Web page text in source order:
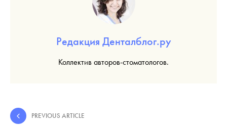
Редакция Денталблог.ру
Коллектив авторов-стоматологов.
PREVIOUS ARTICLE